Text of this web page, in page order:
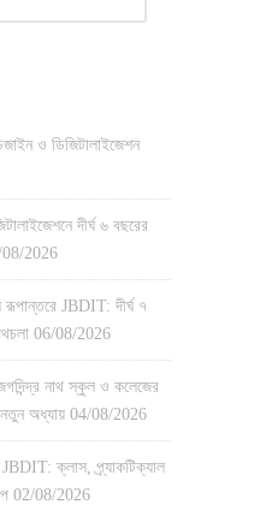
ও ডিজিটালাইজেশন
দীর্ঘ ৬ বছরের
2026
রূপান্তরে JBDIT: দীর্ঘ ৭
06/08/2026
নাথ স্কুল ও কলেজের
অধ্যায় 04/08/2026
JBDIT: ক্লাস, প্র্যাকটিক্যাল
02/08/2026